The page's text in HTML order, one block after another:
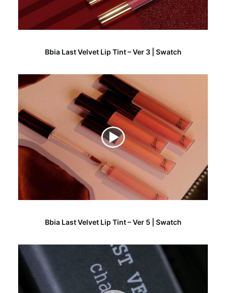
Bbia Last Velvet Lip Tint – Ver 3 | Swatch
Bbia Last Velvet Lip Tint – Ver 5 | Swatch